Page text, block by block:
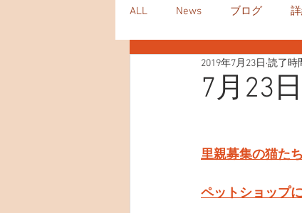
ALL News ブログ
7月23
2019年7月23日 読了時
里親募集の猫たち
ペットショップ